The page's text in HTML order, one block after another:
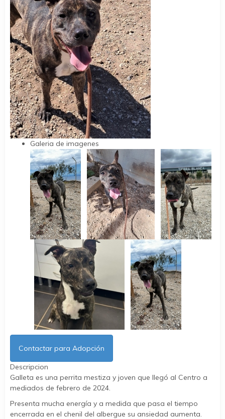
Galeria de imagenes
Contactar para Adopción
Descripcion
Galleta es una perrita mestiza y joven que llegó al Centro a
mediados de febrero de 2024.
Presenta mucha energía y a medida que pasa el tiempo
encerrada en el chenil del albergue su ansiedad aumenta.